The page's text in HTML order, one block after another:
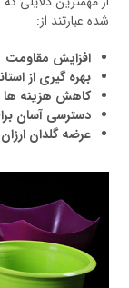
شده عبارتند از:
افزایش مقاومت
بهره گیری از
کاهش هزینه ها
دسترسی آسان
عرضه گلدان